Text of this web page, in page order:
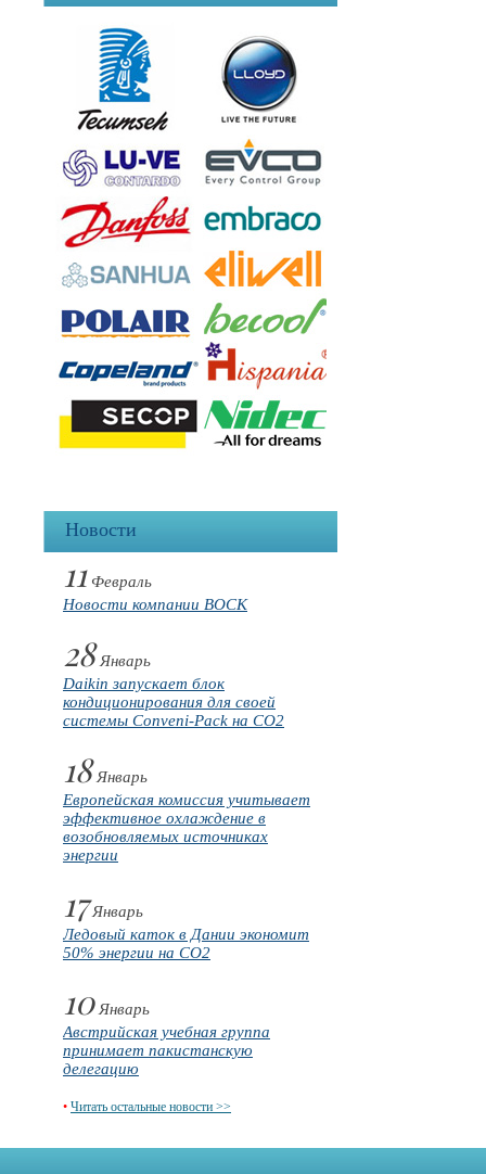
Новости
11 Февраль
Новости компании BOCK
28Январь
Daikin запускает блок
кондиционирования для своей
системы Conveni-Pack на CO2
18Январь
Европейская комиссия учитывает
эффективное охлаждение в
возобновляемых источниках
энергии
17Январь
Ледовый каток в Дании экономит
50% энергии на CO2
10Январь
Австрийская учебная группа
принимает пакистанскую
делегацию
• Читать остальные новости >>